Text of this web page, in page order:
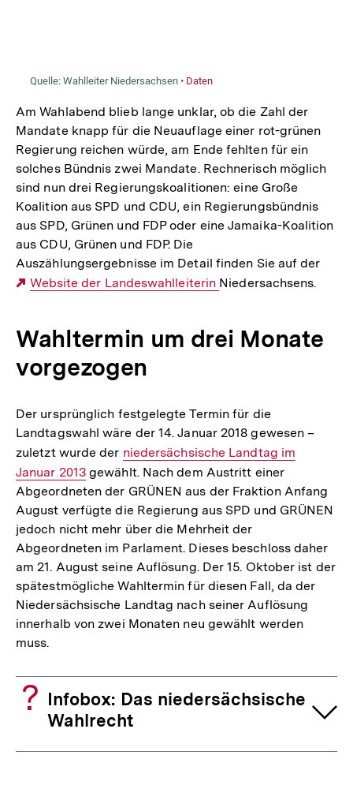
Am Wahlabend blieb lange unklar, ob die Zahl der
Mandate knapp für die Neuauflage einer rot-grünen
Regierung reichen würde, am Ende fehlten für ein
solches Bündnis zwei Mandate. Rechnerisch möglich
sind nun drei Regierungskoalitionen: eine Große
Koalition aus SPD und CDU, ein Regierungsbündnis
aus SPD, Grünen und FDP oder eine Jamaika-Koalition
aus CDU, Grünen und FDP. Die
Auszählungsergebnisse im Detail finden Sie auf der
Externer
Website der Landeswahlleiterin Niedersachsens.
Wahltermin um drei Monate
vorgezogen
Der ursprünglich festgelegte Termin für die
Landtagswahl wäre der 14. Januar 2018 gewesen –
zuletzt wurde der Interner
Link:
niedersächsische Landtag im
Januar 2013 gewählt. Nach dem Austritt einer
Abgeordneten der GRÜNEN aus der Fraktion Anfang
August verfügte die Regierung aus SPD und GRÜNEN
jedoch nicht mehr über die Mehrheit der
Abgeordneten im Parlament. Dieses beschloss daher
am 21. August seine Auflösung. Der 15. Oktober ist der
spätestmögliche Wahltermin für diesen Fall, da der
Niedersächsische Landtag nach seiner Auflösung
innerhalb von zwei Monaten neu gewählt werden
muss.
Infobox: Das niedersächsische
Wahlrecht